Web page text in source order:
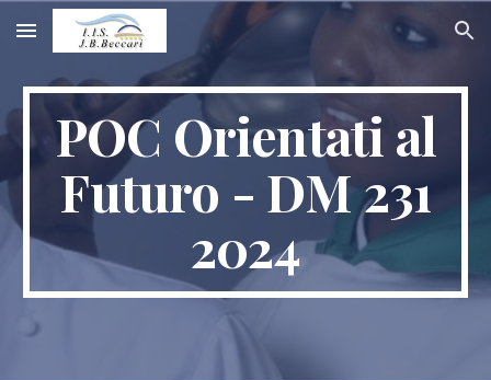
Skip to main content Skip to navigation
POC Orientati al
Futuro - DM 231
2024